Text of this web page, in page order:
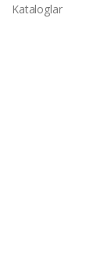
Kataloglar